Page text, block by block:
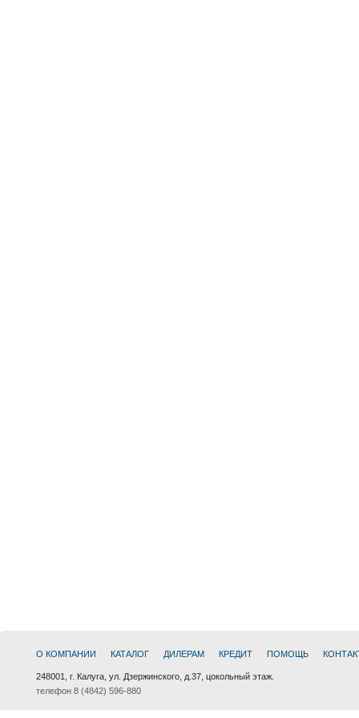
О КОМПАНИИ КАТАЛОГ ДИЛЕРАМ КРЕДИТ ПОМОЩЬ
248001, г. Калуга, ул. Дзержинского, д.37, цокольный этаж.
телефон 8 (4842) 596-880